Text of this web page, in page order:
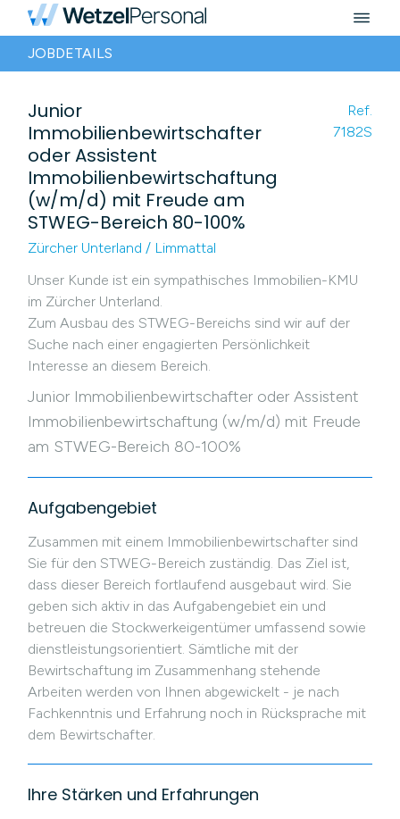
JOBDETAILS
Junior
Immobilienbewirtschafter
oder Assistent
Immobilienbewirtschaftung
(w/m/d) mit Freude am
STWEG-Bereich 80-100%
Ref.
7182S
Zürcher Unterland / Limmattal
Unser Kunde ist ein sympathisches Immobilien-KMU
im Zürcher Unterland.
Zum Ausbau des STWEG-Bereichs sind wir auf der
Suche nach einer engagierten Persönlichkeit
Interesse an diesem Bereich.
Junior Immobilienbewirtschafter oder Assistent
Immobilienbewirtschaftung (w/m/d) mit Freude
am STWEG-Bereich 80-100%
Aufgabengebiet
Zusammen mit einem Immobilienbewirtschafter sind
Sie für den STWEG-Bereich zuständig. Das Ziel ist,
dass dieser Bereich fortlaufend ausgebaut wird. Sie
geben sich aktiv in das Aufgabengebiet ein und
betreuen die Stockwerkeigentümer umfassend sowie
dienstleistungsorientiert. Sämtliche mit der
Bewirtschaftung im Zusammenhang stehende
Arbeiten werden von Ihnen abgewickelt - je nach
Fachkenntnis und Erfahrung noch in Rücksprache mit
dem Bewirtschafter.
Ihre Stärken und Erfahrungen